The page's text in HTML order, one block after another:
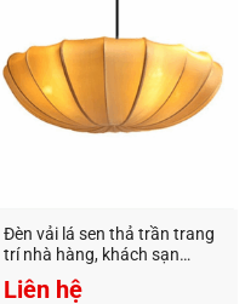
trang trí cafe, nhà
đáp ứng được yêu
xem thêm các sản
danh mụcĐèn thả
Đèn vải lá sen thả trần trang
trí nhà hàng, khách sạn
DV.041
Liên hệ